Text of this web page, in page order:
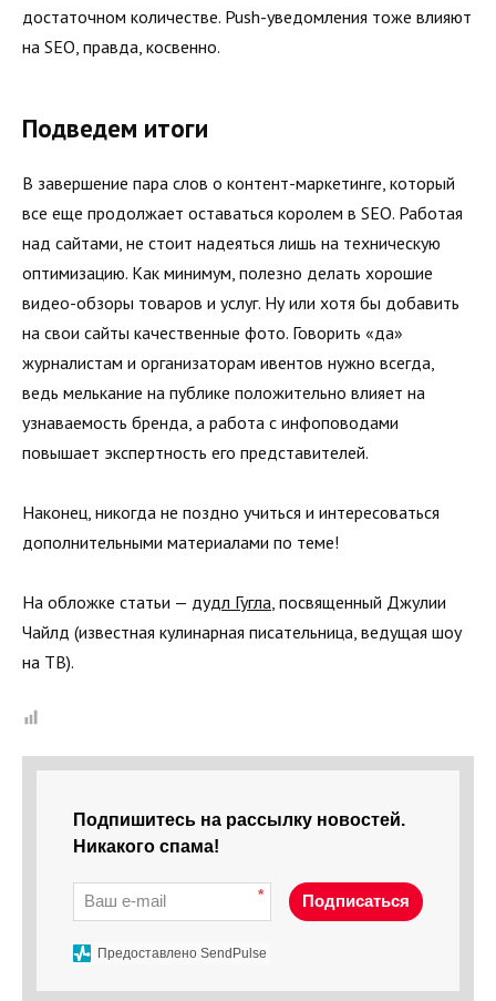
достаточном количестве. Push-уведомления тоже влияют
на SEO, правда, косвенно.
Подведем итоги
В завершение пара слов о контент-маркетинге, который
все еще продолжает оставаться королем в SEO. Работая
над сайтами, не стоит надеяться лишь на техническую
оптимизацию. Как минимум, полезно делать хорошие
видео-обзоры товаров и услуг. Ну или хотя бы добавить
на свои сайты качественные фото. Говорить «да»
журналистам и организаторам ивентов нужно всегда,
ведь мелькание на публике положительно влияет на
узнаваемость бренда, а работа с инфоповодами
повышает экспертность его представителей.
Наконец, никогда не поздно учиться и интересоваться
дополнительными материалами по теме!
На обложке статьи — дудл Гугла, посвященный Джулии
Чайлд (известная кулинарная писательница, ведущая шоу
на ТВ).
Подпишитесь на рассылку новостей.
Никакого спама!
* Подписаться
Предоставлено SendPulse